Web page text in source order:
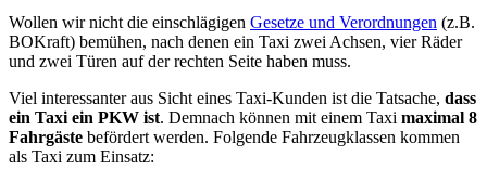
Wollen wir nicht die einschlägigen Gesetze und Verordnungen (z.B.
BOKraft) bemühen, nach denen ein Taxi zwei Achsen, vier Räder
und zwei Türen auf der rechten Seite haben muss.
Viel interessanter aus Sicht eines Taxi-Kunden ist die Tatsache, dass
ein Taxi ein PKW ist. Demnach können mit einem Taxi maximal 8
Fahrgäste befördert werden. Folgende Fahrzeugklassen kommen
als Taxi zum Einsatz: